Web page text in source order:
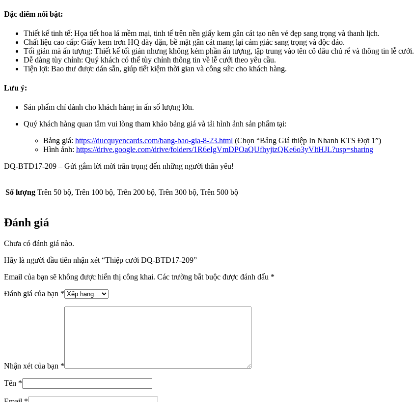
Đặc điểm nổi bật:
Thiết kế tinh tế: Họa tiết hoa lá mềm mại, tinh tế trên nền giấy kem gân cát tạo nên vẻ đẹp sang trọng và thanh lịch.
Chất liệu cao cấp: Giấy kem trơn HQ dày dặn, bề mặt gân cát mang lại cảm giác sang trọng và độc đáo.
Tối giản mà ấn tượng: Thiết kế tối giản nhưng không kém phần ấn tượng, tập trung vào tên cô dâu chú rể và thông tin lễ cưới.
Dễ dàng tùy chỉnh: Quý khách có thể tùy chỉnh thông tin về lễ cưới theo yêu cầu.
Tiện lợi: Bao thư được dán sẵn, giúp tiết kiệm thời gian và công sức cho khách hàng.
Lưu ý:
Sản phẩm chỉ dành cho khách hàng in ấn số lượng lớn.
Quý khách hàng quan tâm vui lòng tham khảo bảng giá và tải hình ảnh sản phẩm tại:
Bảng giá: https://ducquyencards.com/bang-bao-gia-8-23.html (Chọn “Bảng Giá thiệp In Nhanh KTS Đợt 1”)
Hình ảnh: https://drive.google.com/drive/folders/1R6eIgVmDPOaQUfhyjizQKe6o3yVltHJL?usp=sharing
DQ-BTD17-209 – Gửi gắm lời mời trân trọng đến những người thân yêu!
Số lượng Trên 50 bộ, Trên 100 bộ, Trên 200 bộ, Trên 300 bộ, Trên 500 bộ
Đánh giá
Chưa có đánh giá nào.
Hãy là người đầu tiên nhận xét “Thiệp cưới DQ-BTD17-209”
Email của bạn sẽ không được hiển thị công khai. Các trường bắt buộc được đánh dấu *
Đánh giá của bạn *
Nhận xét của bạn *
Tên *